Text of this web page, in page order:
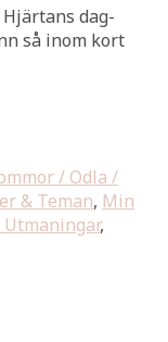
dag-
så inom kort
/ Odla /
& Teman, Min
,